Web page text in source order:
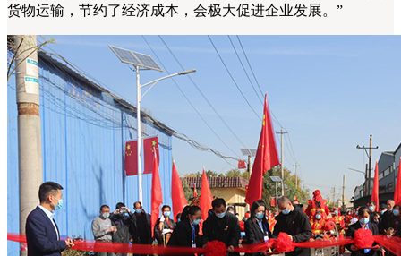
货物运输，节约了经济成本，会极大促进企业发展。”